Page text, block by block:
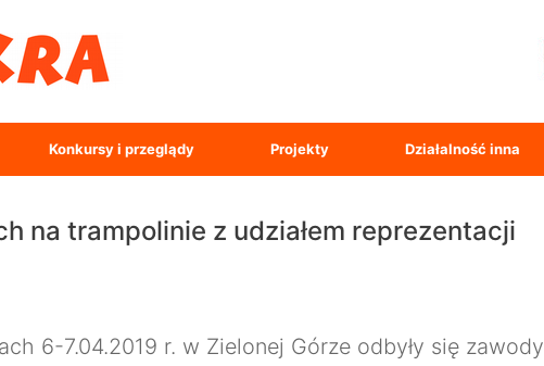
Konkursy i przeglądy Projekty Działalność inna
na trampolinie z udziałem reprezentacji
6-7.04.2019 r. w Zielonej Górze odbyły się zawody